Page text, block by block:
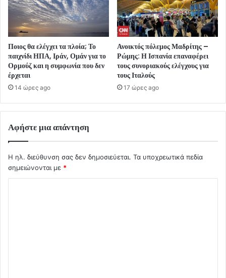
Ποιος θα ελέγχει τα πλοία; Το
παιχνίδι ΗΠΑ, Ιράν, Ομάν για το
Ορμούζ και η συμφωνία που δεν
έρχεται
14 ώρες ago
Ανοικτός πόλεμος Μαδρίτης –
Ρώμης: Η Ισπανία επαναφέρει
τους συνοριακούς ελέγχους για
τους Ιταλούς
17 ώρες ago
Αφήστε μια απάντηση
Η ηλ. διεύθυνση σας δεν δημοσιεύεται. Τα υποχρεωτικά πεδία
σημειώνονται με *